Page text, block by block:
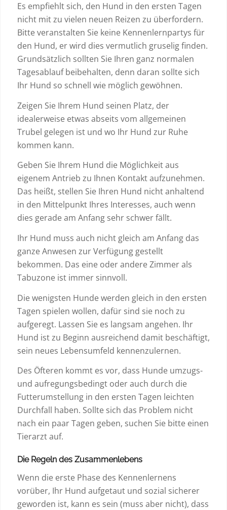
Es empfiehlt sich, den Hund in den ersten Tagen
nicht mit zu vielen neuen Reizen zu überfordern.
Bitte veranstalten Sie keine Kennenlernpartys für
den Hund, er wird dies vermutlich gruselig finden.
Grundsätzlich sollten Sie Ihren ganz normalen
Tagesablauf beibehalten, denn daran sollte sich
Ihr Hund so schnell wie möglich gewöhnen.
Zeigen Sie Ihrem Hund seinen Platz, der
idealerweise etwas abseits vom allgemeinen
Trubel gelegen ist und wo Ihr Hund zur Ruhe
kommen kann.
Geben Sie Ihrem Hund die Möglichkeit aus
eigenem Antrieb zu Ihnen Kontakt aufzunehmen.
Das heißt, stellen Sie Ihren Hund nicht anhaltend
in den Mittelpunkt Ihres Interesses, auch wenn
dies gerade am Anfang sehr schwer fällt.
Ihr Hund muss auch nicht gleich am Anfang das
ganze Anwesen zur Verfügung gestellt
bekommen. Das eine oder andere Zimmer als
Tabuzone ist immer sinnvoll.
Die wenigsten Hunde werden gleich in den ersten
Tagen spielen wollen, dafür sind sie noch zu
aufgeregt. Lassen Sie es langsam angehen. Ihr
Hund ist zu Beginn ausreichend damit beschäftigt,
sein neues Lebensumfeld kennenzulernen.
Des Öfteren kommt es vor, dass Hunde umzugs-
und aufregungsbedingt oder auch durch die
Futterumstellung in den ersten Tagen leichten
Durchfall haben. Sollte sich das Problem nicht
nach ein paar Tagen geben, suchen Sie bitte einen
Tierarzt auf.
Die Regeln des Zusammenlebens
Wenn die erste Phase des Kennenlernens
vorüber, Ihr Hund aufgetaut und sozial sicherer
geworden ist, kann es sein (muss aber nicht), dass